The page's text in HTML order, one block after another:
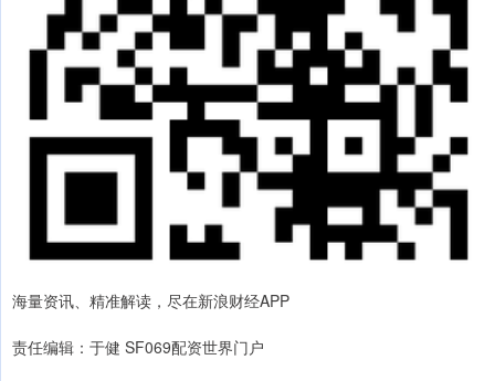
海量资讯、精准解读，尽在新浪财经APP
责任编辑：于健 SF069配资世界门户